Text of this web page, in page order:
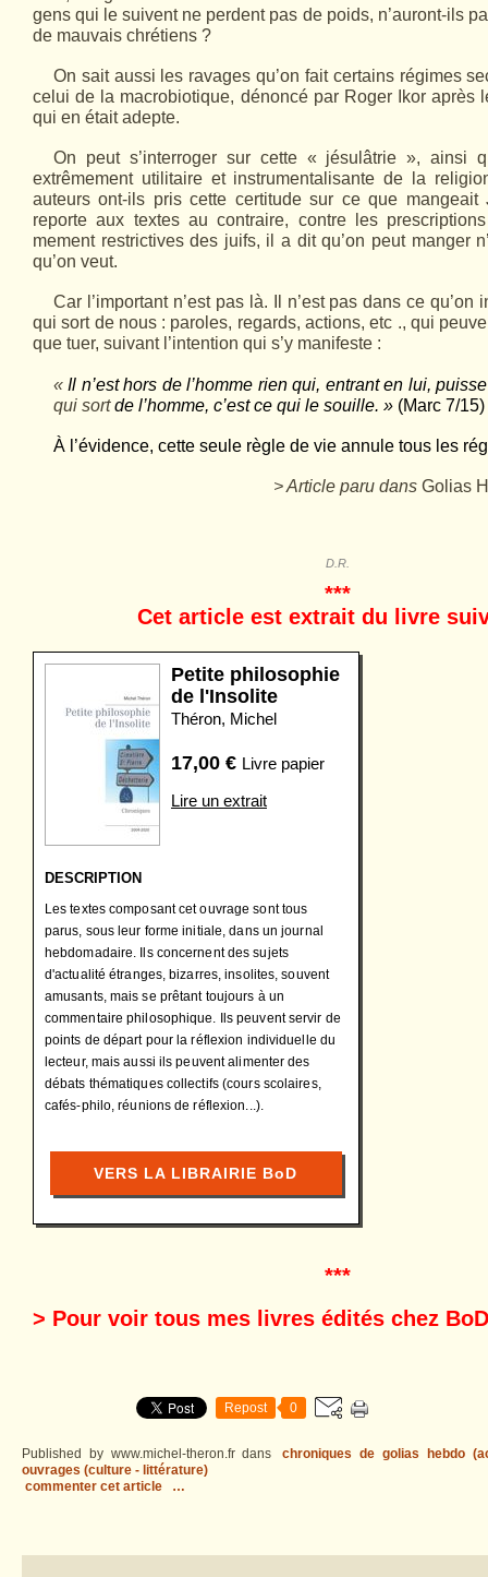
gens qui le suivent ne perdent pas de poids, n’auront-ils
de mauvais chrétiens ?
On sait aussi les ravages qu’on fait certains régimes
celui de la macrobiotique, dénoncé par Roger Ikor après
qui en était adepte.
On peut s’interroger sur cette « jésulâtrie », ainsi
extrêmement utilitaire et instrumentalisante de la
auteurs ont-ils pris cette certitude sur ce que mangeait
reporte aux textes au contraire, contre les
mement restrictives des juifs, il a dit qu’on peut manger
qu’on veut.
Car l’important n’est pas là. Il n’est pas dans ce qu’on
qui sort de nous : paroles, regards, actions, etc ., qui
que tuer, suivant l’intention qui s’y manifeste :
«Il n’est hors de l’homme rien qui, entrant en lui,
qui sortde l’homme, c’est ce qui le souille. » (Marc 7/15)
À l’évidence, cette seule règle de vie annule tous les
> Article paru dans Golias
D.R.
***
Cet article est extrait du livre
Petite philosophie
de l'Insolite
Théron, Michel
17,00 € Livre papier
Lire un extrait
DESCRIPTION
Les textes composant cet ouvrage sont tous
parus, sous leur forme initiale, dans un journal
hebdomadaire. Ils concernent des sujets
d'actualité étranges, bizarres, insolites, souvent
amusants, mais se prêtant toujours à un
commentaire philosophique. Ils peuvent servir de
points de départ pour la réflexion individuelle du
lecteur, mais aussi ils peuvent alimenter des
débats thématiques collectifs (cours scolaires,
cafés-philo, réunions de réflexion...).
VERS LA LIBRAIRIE BoD
***
> Pour voir tous mes livres édités chez
Repost 0
Published by www.michel-theron.fr dans
chroniques de golias hebdo
ouvrages (culture - littérature)
commenter cet article
…